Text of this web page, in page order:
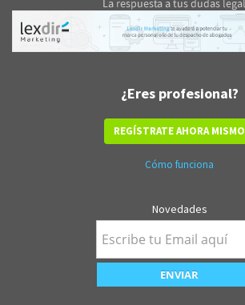
¿Eres profesional?
REGÍSTRATE AHORA MISMO
Cómo funciona
Novedades